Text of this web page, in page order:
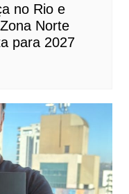
no Rio e
Norte
para 2027